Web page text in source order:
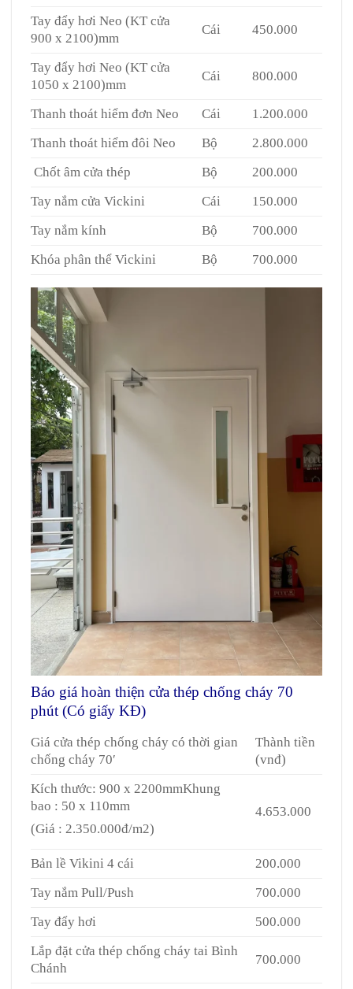
Tay đẩy hơi Neo (KT cửa
900 x 2100)mm
Cái 450.000
Tay đẩy hơi Neo (KT cửa
1050 x 2100)mm
Cái 800.000
Thanh thoát hiểm đơn Neo Cái
1.200.000
Thanh thoát hiểm đôi Neo
Bộ
2.800.000
Chốt âm cửa thép
Bộ
200.000
Tay nắm cửa Vickini
Cái
150.000
Tay nắm kính
Bộ
700.000
Khóa phân thể Vickini
Bộ 700.000
Báo giá hoàn thiện cửa thép chống cháy 70
phút (Có giấy KĐ)
Giá cửa thép chống cháy có thời gian
chống cháy 70′
Thành tiền
(vnđ)
Kích thước: 900 x 2200mmKhung
bao : 50 x 110mm
(Giá : 2.350.000đ/m2)
4.653.000
Bản lề Vikini 4 cái
200.000
Tay nắm Pull/Push
700.000
Tay đẩy hơi
500.000
Lắp đặt cửa thép chống cháy tai Bình
Chánh
700.000